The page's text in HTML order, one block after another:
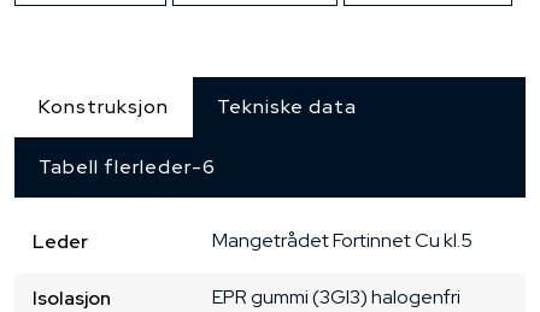
Konstruksjon Tekniske data
Tabell flerleder-6
Leder MangetrådetFortinnet Cukl.5
Isolasjon EPR gummi (3GI3) halogenfri